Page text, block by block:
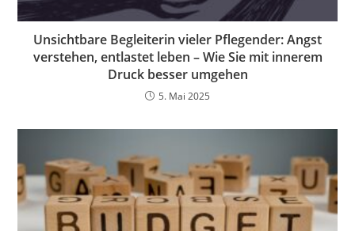
Unsichtbare Begleiterin vieler Pflegender: Angst
verstehen, entlastet leben – Wie Sie mit innerem
Druck besser umgehen
5. Mai 2025